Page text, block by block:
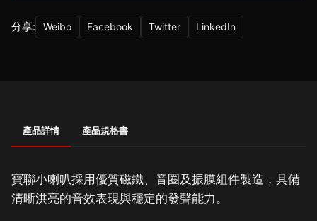
分享: Weibo Facebook Twitter LinkedIn
產品詳情 產品規格書
寶聯小喇叭採用優質磁鐵、音圈及振膜組件製造，具備
清晰洪亮的音效表現與穩定的發聲能力。